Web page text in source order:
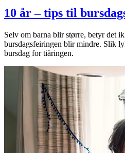
10 år – tips til
Selv om barna blir større, betyr det
bursdagsfeiringen blir mindre. Slik
bursdag for tiåringen.